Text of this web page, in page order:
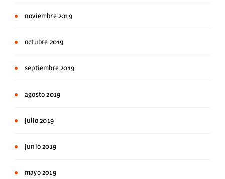
noviembre 2019
octubre 2019
septiembre 2019
agosto 2019
julio 2019
junio 2019
mayo 2019